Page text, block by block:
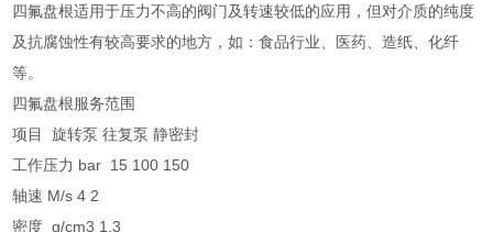
四氟盘根适用于压力不高的阀门及转速较低的应用，但对介质的纯度
及抗腐蚀性有较高要求的地方，如：食品行业、医药、造纸、化纤
等。
四氟盘根服务范围
项目 旋转泵 往复泵 静密封
工作压力 bar 15 100 150
轴速 M/s 4 2
密度 g/cm3 1.3